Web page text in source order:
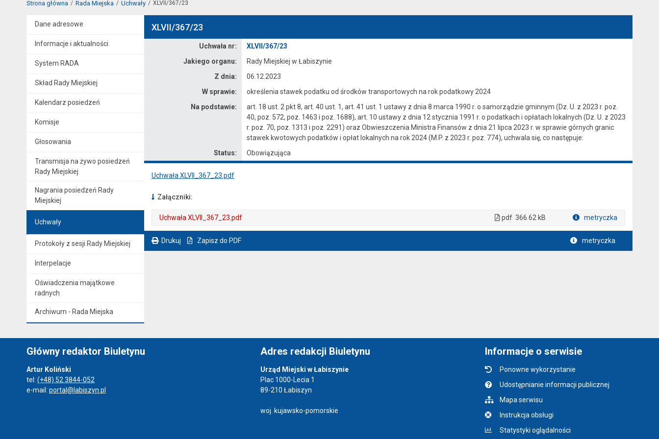
Strona główna Rada Miejska Uchwały XLVII/367/23
Dane adresowe
Informacje i aktualności
System RADA
Skład Rady Miejskiej
Kalendarz posiedzeń
Komisje
Głosowania
Transmisja na żywo posiedzeń
Rady Miejskiej
Nagrania posiedzeń Rady
Miejskiej
Uchwały
Protokoły z sesji Rady Miejskiej
Interpelacje
Oświadczenia majątkowe
radnych
Archiwum - Rada Miejska
XLVII/367/23
Uchwała nr:
XLVII/367/23
Jakiego organu:
Rady Miejskiej w Łabiszynie
Z dnia:
06.12.2023
W sprawie:
określenia stawek podatku od środków transportowych na rok podatkowy 2024
Na podstawie:
art. 18 ust. 2 pkt 8, art. 40 ust. 1, art. 41 ust. 1 ustawy z dnia 8 marca 1990 r. o samorządzie gminnym (Dz. U. z 2023 r. poz.
40, poz. 572, poz. 1463 i poz. 1688), art. 10 ustawy z dnia 12 stycznia 1991 r. o podatkach i opłatach lokalnych (Dz. U. z 2023
r. poz. 70, poz. 1313 i poz. 2291) oraz Obwieszczenia Ministra Finansów z dnia 21 lipca 2023 r. w sprawie górnych granic
stawek kwotowych podatków i opłat lokalnych na rok 2024 (M.P. z 2023 r. poz. 774), uchwala się, co następuje:
Status:
Obowiązująca
Uchwała XLVII_367_23.pdf
Załączniki:
Uchwała XLVII_367_23.pdf pdf 366.62 kB metryczka
Drukuj Zapisz do PDF metryczka
Główny redaktor Biuletynu
Artur Koliński
tel: (+48) 52 3844-052
e-mail: portal@labiszyn.pl
Adres redakcji Biuletynu
Urząd Miejski w Łabiszynie
Plac 1000-Lecia 1
89-210 Łabiszyn
woj. kujawsko-pomorskie
Informacje o serwisie
Ponowne wykorzystanie
Udostępnianie informacji publicznej
Mapa serwisu
Instrukcja obsługi
Statystyki oglądalności